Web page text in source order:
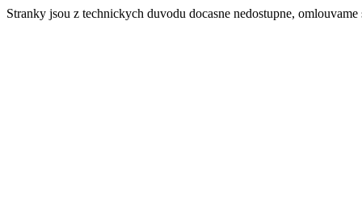
Stranky jsou z technickych duvodu docasne nedostupne, omlouvame